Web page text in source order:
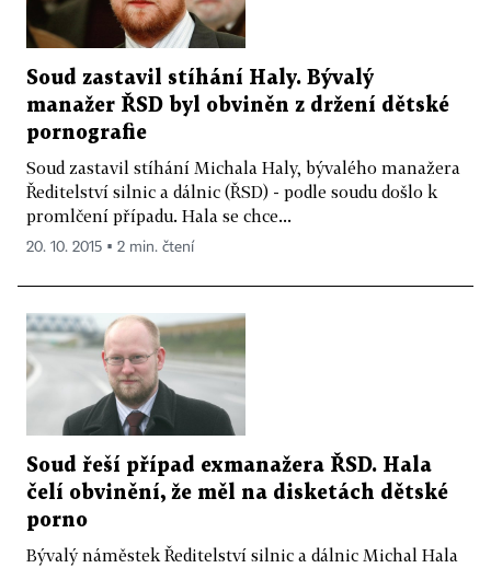
Soud zastavil stíhání Haly. Bývalý
manažer ŘSD byl obviněn z držení dětské
pornografie
Soud zastavil stíhání Michala Haly, bývalého manažera
Ředitelství silnic a dálnic (ŘSD) - podle soudu došlo k
promlčení případu. Hala se chce...
20. 10. 2015 ▪ 2 min. čtení
Soud řeší případ exmanažera ŘSD. Hala
čelí obvinění, že měl na disketách dětské
porno
Bývalý náměstek Ředitelství silnic a dálnic Michal Hala